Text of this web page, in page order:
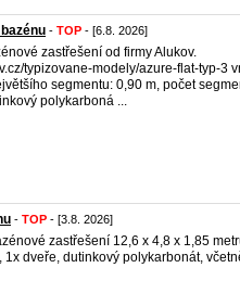
- TOP - [6.8. 2026]
zastřešení od firmy Alukov.
typizovane-modely/azure-flat-typ-3
segmentu: 0,90 m, počet
polykarboná ...
- TOP - [3.8. 2026]
zastřešení 12,6 x 4,8 x 1,85
1x dveře, dutinkový polykarbonát,